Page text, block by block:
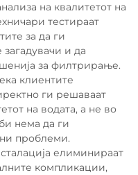
на квалитетот на
тестираат
за да ги
и да
за филтрирање.
клиентите
ги решаваат
на водата, а не во
нема да ги
проблеми.
елиминираат
компликации,